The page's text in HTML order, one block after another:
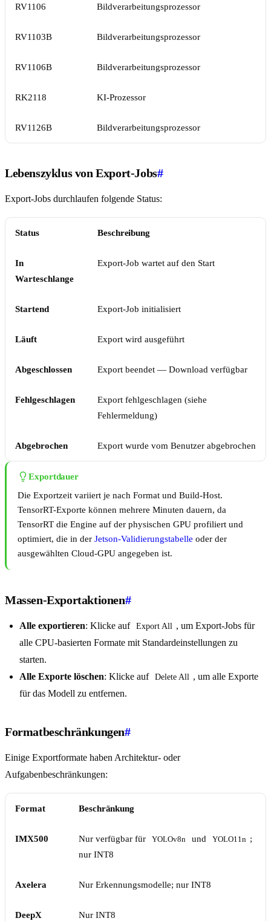
RV1106 Bildverarbeitungsprozessor
RV1103B Bildverarbeitungsprozessor
RV1106B Bildverarbeitungsprozessor
RK2118 KI-Prozessor
RV1126B Bildverarbeitungsprozessor
Lebenszyklus von Export-Jobs#
Export-Jobs durchlaufen folgende Status:
Status Beschreibung
In
Warteschlange
Export-Job wartet auf den Start
Startend Export-Job initialisiert
Läuft Export wird ausgeführt
Abgeschlossen Export beendet — Download verfügbar
Fehlgeschlagen
Export fehlgeschlagen (siehe
Fehlermeldung)
Abgebrochen Export wurde vom Benutzer abgebrochen
Exportdauer
Die Exportzeit variiert je nach Format und Build-Host.
TensorRT-Exporte können mehrere Minuten dauern, da
TensorRT die Engine auf der physischen GPU profiliert und
optimiert, die in der Jetson-Validierungstabelle oder der
ausgewählten Cloud-GPU angegeben ist.
Massen-Exportaktionen#
Alle exportieren: Klicke auf Export All , um Export-Jobs für
alle CPU-basierten Formate mit Standardeinstellungen zu
starten.
Alle Exporte löschen: Klicke auf Delete All , um alle Exporte
für das Modell zu entfernen.
Formatbeschränkungen#
Einige Exportformate haben Architektur- oder
Aufgabenbeschränkungen:
Format Beschränkung
IMX500 Nur verfügbar für YOLOv8n und YOLO11n ;
nur INT8
Axelera Nur Erkennungsmodelle; nur INT8
DeepX Nur INT8